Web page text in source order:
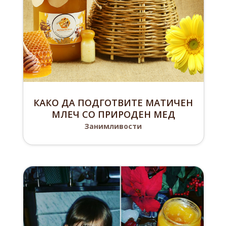
КАКО ДА ПОДГОТВИТЕ МАТИЧЕН
МЛЕЧ СО ПРИРОДЕН МЕД
Занимливости